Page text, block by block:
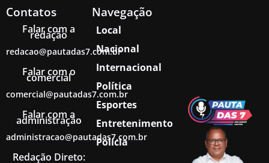
Contatos
Falar com a
redação
redacao@pautadas7.com.br
Falar com o
comercial
comercial@pautadas7.com.br
Falar com a
administração
administracao@pautadas7.com.br
Redação Direto:
Navegação
Local
Nacional
Internacional
Política
Esportes
Entretenimento
Polícia